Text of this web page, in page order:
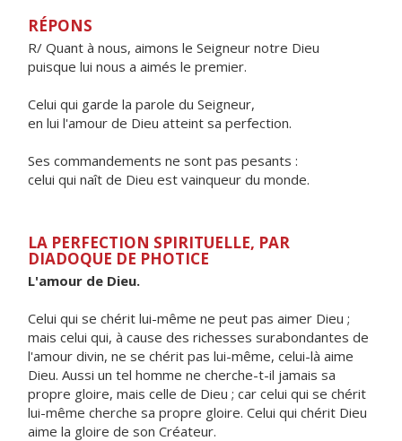
RÉPONS
R/ Quant à nous, aimons le Seigneur notre Dieu
puisque lui nous a aimés le premier.
Celui qui garde la parole du Seigneur,
en lui l'amour de Dieu atteint sa perfection.
Ses commandements ne sont pas pesants :
celui qui naît de Dieu est vainqueur du monde.
LA PERFECTION SPIRITUELLE, PAR
DIADOQUE DE PHOTICE
L'amour de Dieu.
Celui qui se chérit lui-même ne peut pas aimer Dieu ;
mais celui qui, à cause des richesses surabondantes de
l'amour divin, ne se chérit pas lui-même, celui-là aime
Dieu. Aussi un tel homme ne cherche-t-il jamais sa
propre gloire, mais celle de Dieu ; car celui qui se chérit
lui-même cherche sa propre gloire. Celui qui chérit Dieu
aime la gloire de son Créateur.